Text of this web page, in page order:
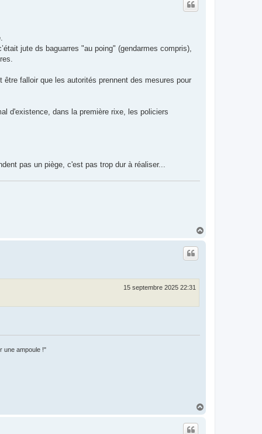
jute ds baguarres "au poing" (gendarmes compris),
falloir que les autorités prennent des mesures pour
d'existence, dans la première rixe, les policiers
pas un piège, c'est pas trop dur à réaliser...
15 septembre 2025 22:31
une ampoule !"